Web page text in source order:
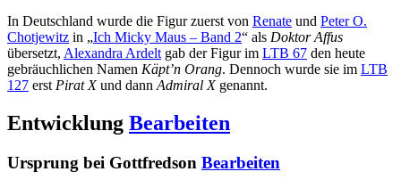
In Deutschland wurde die Figur zuerst von Renate und Peter O.
Chotjewitz in „Ich Micky Maus – Band 2“ als Doktor Affus
übersetzt, Alexandra Ardelt gab der Figur im LTB 67 den heute
gebräuchlichen Namen Käpt’n Orang. Dennoch wurde sie im LTB
127 erst Pirat Xund dann Admiral Xgenannt.
Entwicklung Bearbeiten
Ursprung bei Gottfredson Bearbeiten